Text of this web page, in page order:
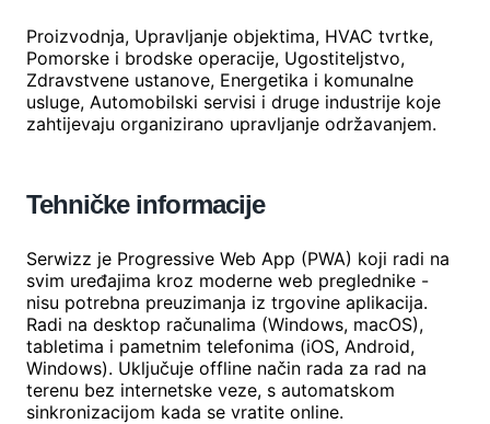
Proizvodnja, Upravljanje objektima, HVAC tvrtke,
Pomorske i brodske operacije, Ugostiteljstvo,
Zdravstvene ustanove, Energetika i komunalne
usluge, Automobilski servisi i druge industrije koje
zahtijevaju organizirano upravljanje održavanjem.
Tehničke informacije
Serwizz je Progressive Web App (PWA) koji radi na
svim uređajima kroz moderne web preglednike -
nisu potrebna preuzimanja iz trgovine aplikacija.
Radi na desktop računalima (Windows, macOS),
tabletima i pametnim telefonima (iOS, Android,
Windows). Uključuje offline način rada za rad na
terenu bez internetske veze, s automatskom
sinkronizacijom kada se vratite online.